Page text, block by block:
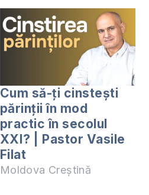
Cum să-ți cinstești
părinții în mod
practic în secolul
XXI? | Pastor Vasile
Filat
Moldova Creștină